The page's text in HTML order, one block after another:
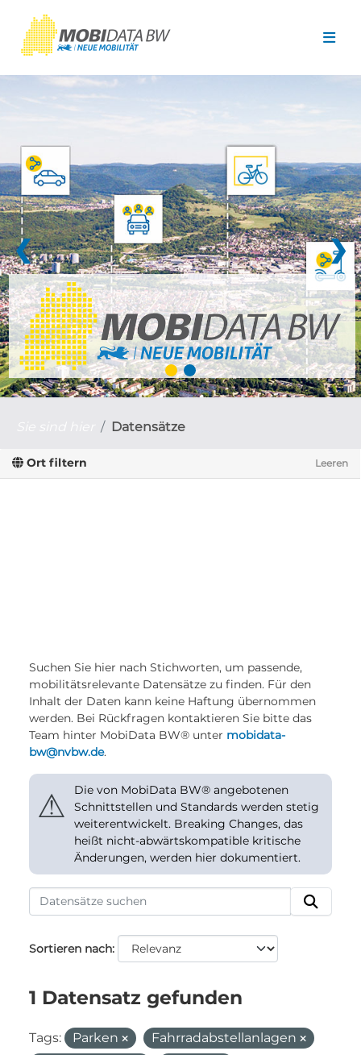
❮ ❯
Datensätze
Ort filtern Leeren
Suchen Sie hier nach Stichworten, um passende,
mobilitätsrelevante Datensätze zu finden. Für den
Inhalt der Daten kann keine Haftung übernommen
werden. Bei Rückfragen kontaktieren Sie bitte das
Team hinter MobiData BW® unter mobidata-
bw@nvbw.de.
⚠
Die von MobiData BW® angebotenen
Schnittstellen und Standards werden stetig
weiterentwickelt. Breaking Changes, das
heißt nicht-abwärtskompatible kritische
Änderungen, werden hier dokumentiert.
Sortieren nach
1 Datensatz gefunden
Tags: Parken
Fahrradabstellanlagen